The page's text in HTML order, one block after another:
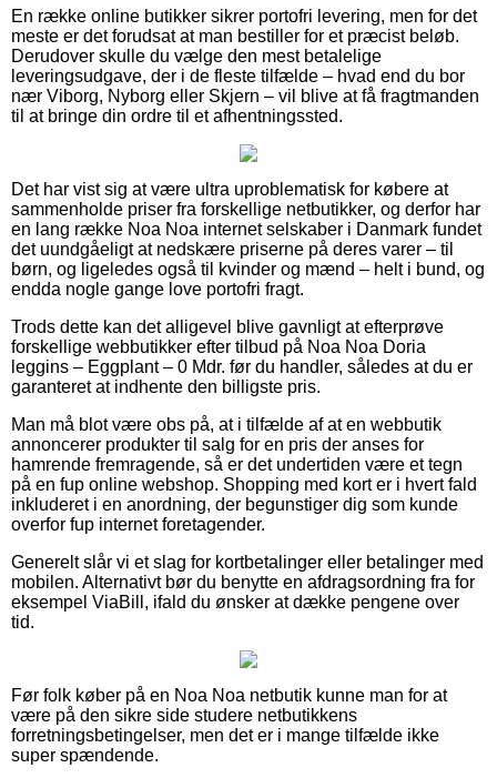
En række online butikker sikrer portofri levering, men for det
meste er det forudsat at man bestiller for et præcist beløb.
Derudover skulle du vælge den mest betalelige
leveringsudgave, der i de fleste tilfælde – hvad end du bor
nær Viborg, Nyborg eller Skjern – vil blive at få fragtmanden
til at bringe din ordre til et afhentningssted.
Det har vist sig at være ultra uproblematisk for købere at
sammenholde priser fra forskellige netbutikker, og derfor har
en lang række Noa Noa internet selskaber i Danmark fundet
det uundgåeligt at nedskære priserne på deres varer – til
børn, og ligeledes også til kvinder og mænd – helt i bund, og
endda nogle gange love portofri fragt.
Trods dette kan det alligevel blive gavnligt at efterprøve
forskellige webbutikker efter tilbud på Noa Noa Doria
leggins – Eggplant – 0 Mdr. før du handler, således at du er
garanteret at indhente den billigste pris.
Man må blot være obs på, at i tilfælde af at en webbutik
annoncerer produkter til salg for en pris der anses for
hamrende fremragende, så er det undertiden være et tegn
på en fup online webshop. Shopping med kort er i hvert fald
inkluderet i en anordning, der begunstiger dig som kunde
overfor fup internet foretagender.
Generelt slår vi et slag for kortbetalinger eller betalinger med
mobilen. Alternativt bør du benytte en afdragsordning fra for
eksempel ViaBill, ifald du ønsker at dække pengene over
tid.
Før folk køber på en Noa Noa netbutik kunne man for at
være på den sikre side studere netbutikkens
forretningsbetingelser, men det er i mange tilfælde ikke
super spændende.